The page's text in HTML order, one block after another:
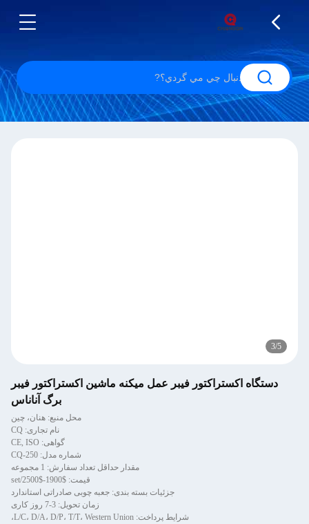
3/5
دستگاه اکستراکتور فیبر عمل میکنه ماشین اکستراکتور فیبر
برگ آناناس
محل منبع: هنان، چین
نام تجاری: CQ
گواهی: CE, ISO
شماره مدل: CQ-250
مقدار حداقل تعداد سفارش: 1 مجموعه
قیمت: $1900-$2500/set
جزئیات بسته بندی: جعبه چوبی صادراتی استاندارد
زمان تحویل: 3-7 روز کاری
شرایط پرداخت: L/C، D/A، D/P، T/T، Western Union،